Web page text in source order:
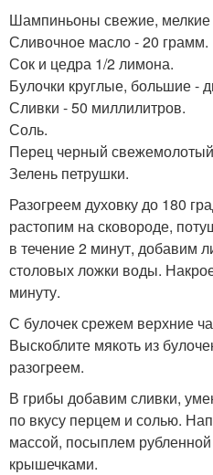
Шампиньоны свежие, мелкие
Сливочное масло - 20 грамм.
Сок и цедра 1/2 лимона.
Булочки круглые, большие -
Сливки - 50 миллилитров.
Соль.
Перец черный
Зелень петрушки.
Разогреем духовку до 180
растопим на сковороде,
в течение 2 минут, добавим
столовых ложки воды.
минуту.
С булочек срежем верхние
Выскоблите мякоть из
разогреем.
В грибы добавим сливки,
по вкусу перцем и солью.
массой, посыплем
крышечками.